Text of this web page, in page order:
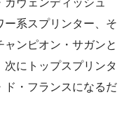
ヴェンディッシュ
系スプリンター、そ
ンピオン・サガンと
にトップスプリンタ
ド・フランスになるだ